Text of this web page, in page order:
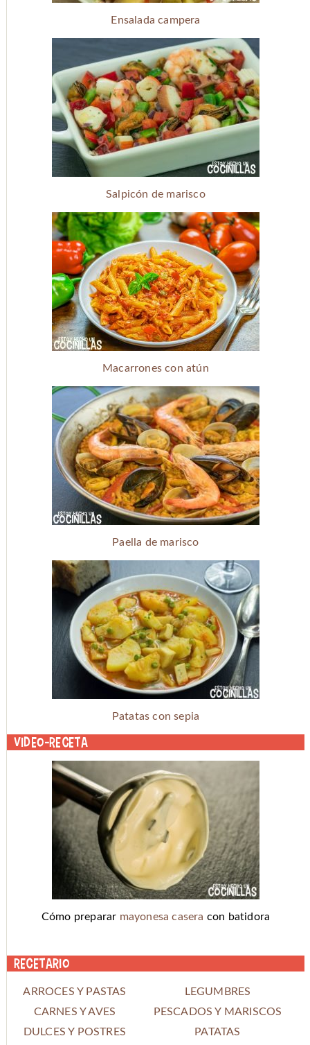
Ensalada campera
Salpicón de marisco
Macarrones con atún
Paella de marisco
Patatas con sepia
Video-receta
Cómo preparar mayonesa casera con batidora
Recetario
ARROCES Y PASTAS
LEGUMBRES
CARNES Y AVES
PESCADOS Y MARISCOS
DULCES Y POSTRES
PATATAS